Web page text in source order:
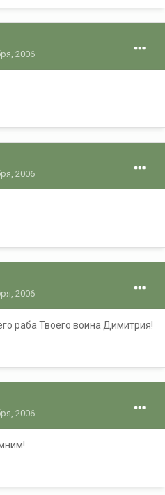
2006
2006
2006
раба Твоего воина Димитрия!
2006